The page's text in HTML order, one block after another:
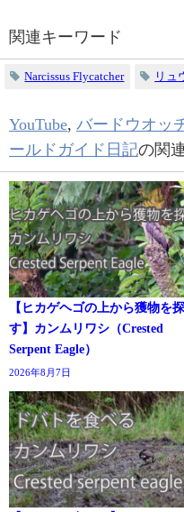
関連キーワード
Narcissus Flycatcher リュ
YouTube, バードウオッ
ールドガイド日記の関
【ヒカゲヘゴの上から獲物を探
す】カンムリワシ（Crested
Serpent Eagle）
2026年8月7日